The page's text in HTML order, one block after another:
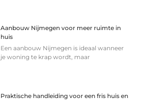
Aanbouw Nijmegen voor meer ruimte in
huis
Een aanbouw Nijmegen is ideaal wanneer
je woning te krap wordt, maar
Praktische handleiding voor een fris huis en